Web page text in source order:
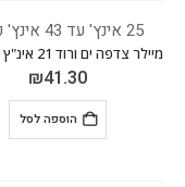
25 אינץ' עד 43 אינץ' כללי
₪41.30
הוספה לסל